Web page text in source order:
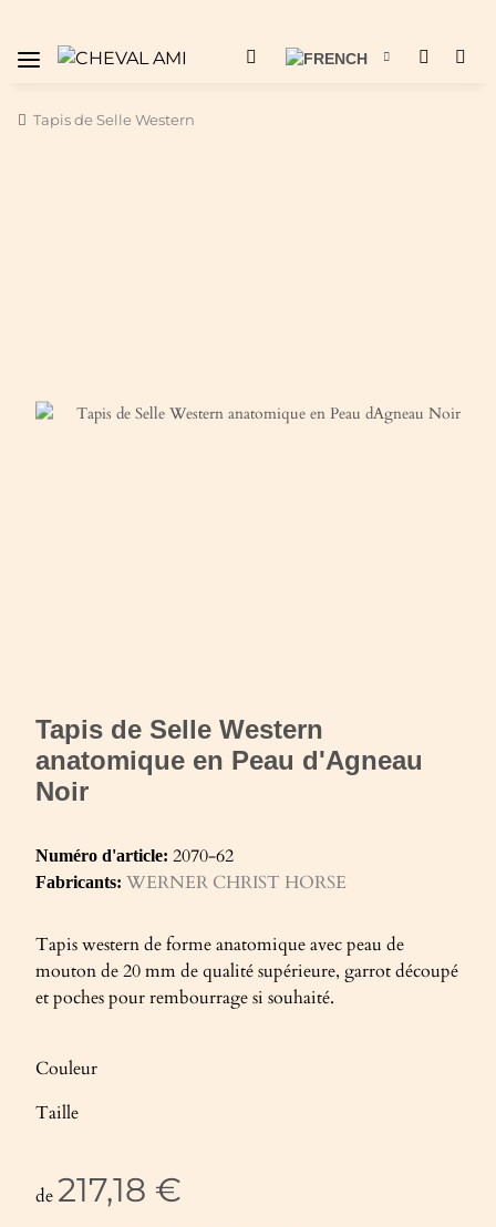
Tapis de Selle Western
Tapis de Selle Western
anatomique en Peau d'Agneau
Noir
Numéro d'article: 2070-62
Fabricants: WERNER CHRIST HORSE
Tapis western de forme anatomique avec peau de
mouton de 20 mm de qualité supérieure, garrot découpé
et poches pour rembourrage si souhaité.
Couleur
Taille
de217,18 €